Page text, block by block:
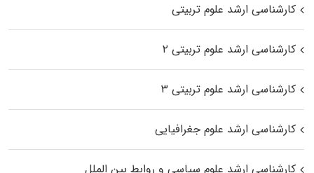
کارشناسی ارشد علوم تربیتی
کارشناسی ارشد علوم تربیتی ۲
کارشناسی ارشد علوم تربیتی ۳
کارشناسی ارشد علوم جغرافیایی
کارشناسی ارشد علوم سیاسی و روابط بین الملل